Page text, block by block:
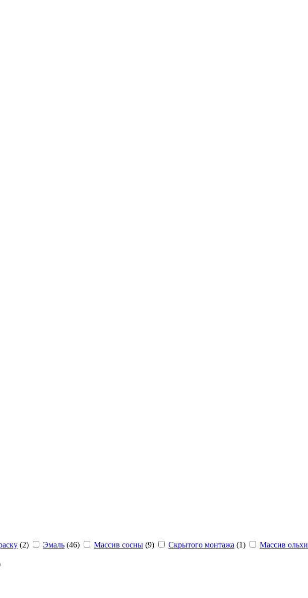
(2) Эмаль (46) Массив сосны (9) Скрытого монтажа (1) Массив ольхи